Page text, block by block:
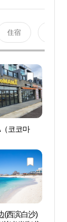
住宿
코코마
(西滨白沙)